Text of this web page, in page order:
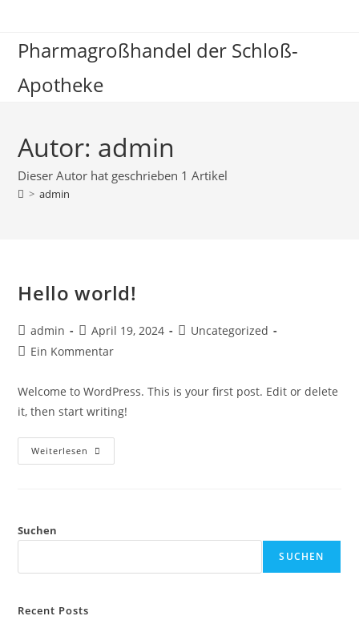
springen
Pharmagroßhandel der Schloß-
Apotheke
Autor: admin
Dieser Autor hat geschrieben 1 Artikel
> admin
Hello world!
Beitrags-
Autor:
admin
Beitrag
veröffentlicht:
April 19, 2024
Beitrags-
Uncategorized
Beitrags-
Ein Kommentar
Welcome to WordPress. This is your first post. Edit or delete
it, then start writing!
Weiterlesen Hello
World!
Suchen
SUCHEN
Recent Posts